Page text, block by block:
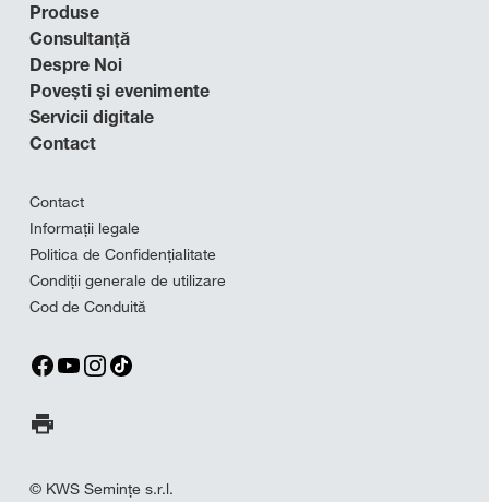
Produse
Consultanță
Despre Noi
Povești și evenimente
Servicii digitale
Contact
Contact
Informații legale
Politica de Confidențialitate
Condiții generale de utilizare
Cod de Conduită
Imprima pagina
© KWS Seminţe s.r.l.